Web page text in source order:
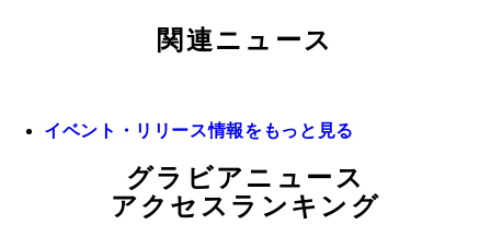
関連ニュース
イベント・リリース情報をもっと見る
グラビアニュース
アクセスランキング